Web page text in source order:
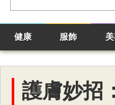
健康 服飾
護膚妙招